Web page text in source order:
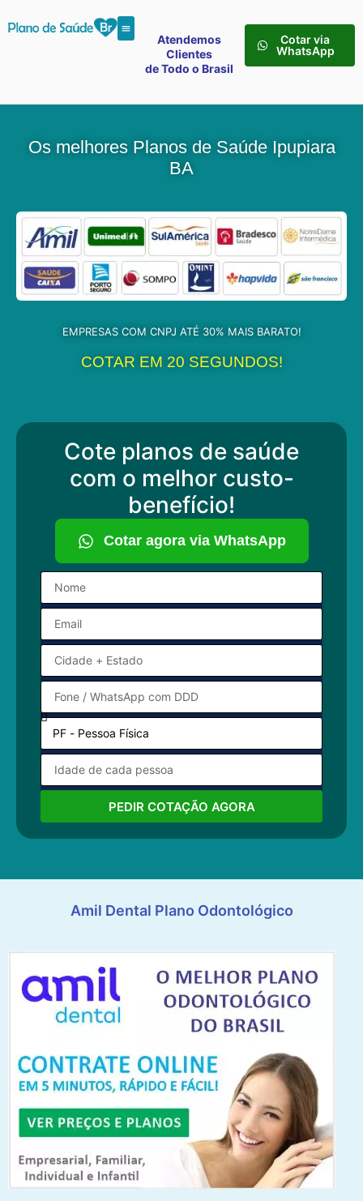
Atendemos
Clientes
de Todo o Brasil
Cotar via
WhatsApp
Os melhores Planos de Saúde Ipupiara
BA
EMPRESAS COM CNPJ ATÉ 30% MAIS BARATO!
COTAR EM 20 SEGUNDOS!​
Cote planos de saúde
com o melhor custo-
benefício!
Cotar agora via WhatsApp
PEDIR COTAÇÃO AGORA
Amil Dental Plano Odontológico